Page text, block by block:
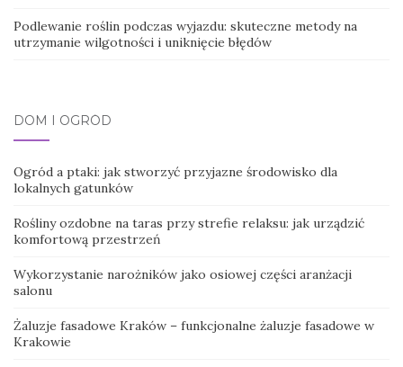
Podlewanie roślin podczas wyjazdu: skuteczne metody na
utrzymanie wilgotności i uniknięcie błędów
DOM I OGRÓD
Ogród a ptaki: jak stworzyć przyjazne środowisko dla
lokalnych gatunków
Rośliny ozdobne na taras przy strefie relaksu: jak urządzić
komfortową przestrzeń
Wykorzystanie narożników jako osiowej części aranżacji
salonu
Żaluzje fasadowe Kraków – funkcjonalne żaluzje fasadowe w
Krakowie